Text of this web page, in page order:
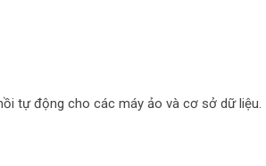
tự động cho các máy ảo và cơ sở dữ liệu.